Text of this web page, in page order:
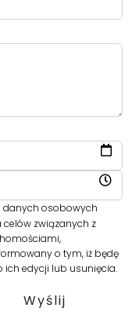
danych osobowych
celów związanych z
o tym, iż będę
ich edycji lub usunięcia.